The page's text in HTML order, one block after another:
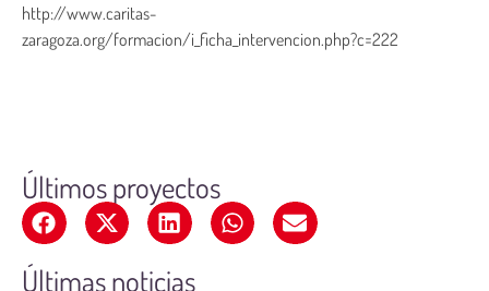
http://www.caritas-
zaragoza.org/formacion/i_ficha_intervencion.php?c=222
Últimos proyectos
Últimas noticias